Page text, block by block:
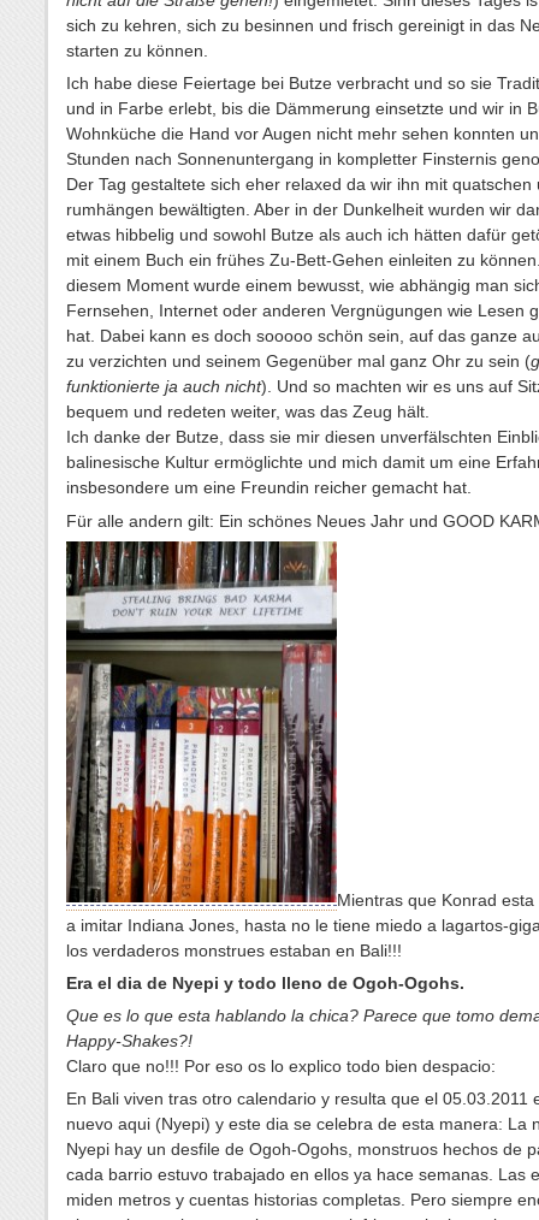
sich zu kehren, sich zu besinnen und frisch gereinigt in das
starten zu können.
Ich habe diese Feiertage bei Butze verbracht und so sie
und in Farbe erlebt, bis die Dämmerung einsetzte und wir in
Wohnküche die Hand vor Augen nicht mehr sehen konnten
Stunden nach Sonnenuntergang in kompletter Finsternis
Der Tag gestaltete sich eher relaxed da wir ihn mit quatschen
rumhängen bewältigten. Aber in der Dunkelheit wurden wir
etwas hibbelig und sowohl Butze als auch ich hätten dafür
mit einem Buch ein frühes Zu-Bett-Gehen einleiten zu
diesem Moment wurde einem bewusst, wie abhängig man
Fernsehen, Internet oder anderen Vergnügungen wie Lesen
hat. Dabei kann es doch sooooo schön sein, auf das ganze
zu verzichten und seinem Gegenüber mal ganz Ohr zu sein (
funktionierte ja auch nicht). Und so machten wir es uns auf
bequem und redeten weiter, was das Zeug hält.
Ich danke der Butze, dass sie mir diesen unverfälschten
balinesische Kultur ermöglichte und mich damit um eine
insbesondere um eine Freundin reicher gemacht hat.
Für alle andern gilt: Ein schönes Neues Jahr und GOOD
Mientras que Konrad
a imitar Indiana Jones, hasta no le tiene miedo a lagartos-
los verdaderos monstrues estaban en Bali!!!
Era el dia de Nyepi y todo lleno de Ogoh-Ogohs.
Que es lo que esta hablando la chica? Parece que tomo
Happy-Shakes?!
Claro que no!!! Por eso os lo explico todo bien despacio:
En Bali viven tras otro calendario y resulta que el 05.03.2011
nuevo aqui (Nyepi) y este dia se celebra de esta manera: La
Nyepi hay un desfile de Ogoh-Ogohs, monstruos hechos de
cada barrio estuvo trabajado en ellos ya hace semanas. Las
miden metros y cuentas historias completas. Pero siempre